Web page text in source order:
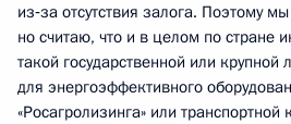
из‑за отсутствия залога. Поэтому
но считаю, что и в целом по стране
такой государственной или крупной
для энергоэффективного
«Росагролизинга» или